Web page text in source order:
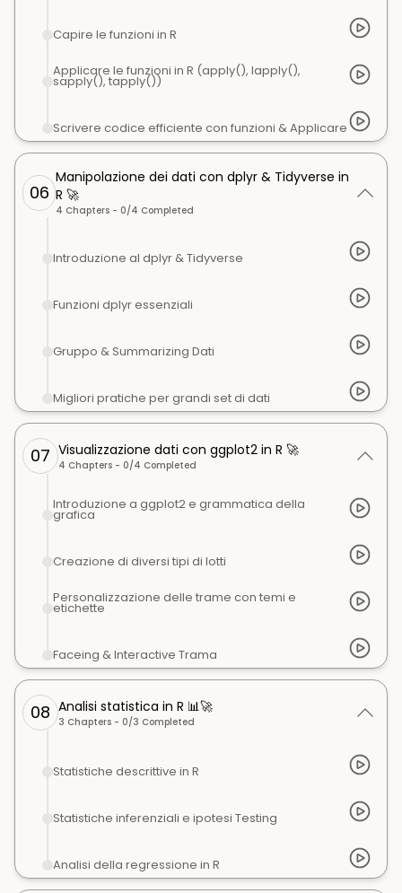
Capire le funzioni in R
Applicare le funzioni in R (apply(), lapply(),
sapply(), tapply())
Scrivere codice efficiente con funzioni & Applicare
06
Manipolazione dei dati con dplyr & Tidyverse in
R 🚀
4 Chapters - 0/4 Completed
Introduzione al dplyr & Tidyverse
Funzioni dplyr essenziali
Gruppo & Summarizing Dati
Migliori pratiche per grandi set di dati
07 Visualizzazione dati con ggplot2 in R 🚀
4 Chapters - 0/4 Completed
Introduzione a ggplot2 e grammatica della
grafica
Creazione di diversi tipi di lotti
Personalizzazione delle trame con temi e
etichette
Faceing & Interactive Trama
08 Analisi statistica in R 📊🚀
3 Chapters - 0/3 Completed
Statistiche descrittive in R
Statistiche inferenziali e ipotesi Testing
Analisi della regressione in R